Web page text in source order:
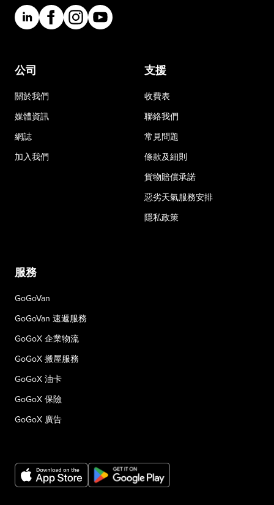
公司
關於我們
媒體資訊
網誌
加入我們
服務
GoGoVan
GoGoVan 速遞服務
GoGoX 企業物流
GoGoX 搬屋服務
GoGoX 油卡
GoGoX 保險
GoGoX 廣告
支援
收費表
聯絡我們
常見問題
條款及細則
貨物賠償承諾
惡劣天氣服務安排
隱私政策